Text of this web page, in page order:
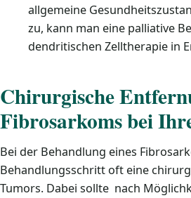
allgemeine
zu, kann man eine palliative
dendritischen Zelltherapie in
Chirurgische
Fibrosarkoms bei
Bei der Behandlung eines
Behandlungsschritt oft eine
Tumors. Dabei sollte nach